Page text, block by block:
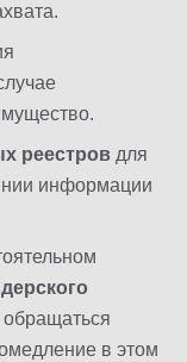
реестров для
информации
обращаться
в этом